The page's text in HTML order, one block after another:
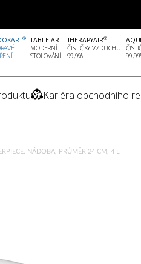
®
TABLE ART
MODERNÍ
STOLOVÁNÍ
THERAPYAIR®
ČISTIČKY VZDUCHU
99,9%
Kariéra obchodního
NÁDOBA, PRŮMĚR 24 CM, 4 L